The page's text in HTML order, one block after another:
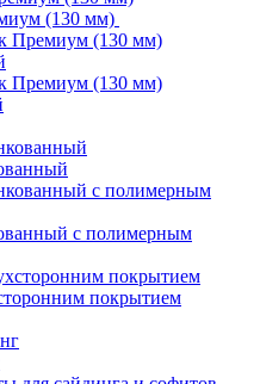
(130 мм)
Премиум (130 мм)
Премиум (130 мм)
с полимерным
покрытием